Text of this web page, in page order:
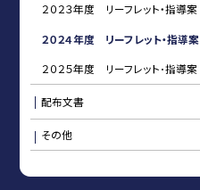
２０２３年度 リーフレット・指導案
２０２４年度 リーフレット・指導案
２０２５年度 リーフレット･指導案
配布文書
その他